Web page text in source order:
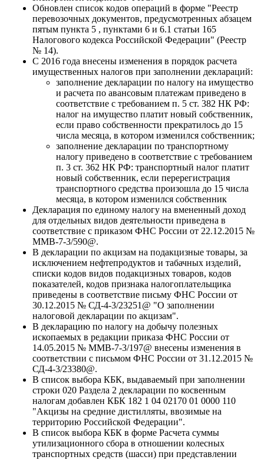
Обновлен список кодов операций в форме "Реестр
перевозочных документов, предусмотренных абзацем
пятым пункта 5 , пунктами 6 и 6.1 статьи 165
Налогового кодекса Российской Федерации" (Реестр
№ 14).
С 2016 года внесены изменения в порядок расчета
имущественных налогов при заполнении деклараций:
заполнение декларации по налогу на имущество
и расчета по авансовым платежам приведено в
соответствие с требованием п. 5 ст. 382 НК РФ:
налог на имущество платит новый собственник,
если право собственности прекратилось до 15
числа месяца, в котором изменился собственник;
заполнение декларации по транспортному
налогу приведено в соответствие с требованием
п. 3 ст. 362 НК РФ: транспортный налог платит
новый собственник, если перерегистрация
транспортного средства произошла до 15 числа
месяца, в котором изменился собственник
Декларация по единому налогу на вмененный доход
для отдельных видов деятельности приведена в
соответствие с приказом ФНС России от 22.12.2015 №
ММВ-7-3/590@.
В декларации по акцизам на подакцизные товары, за
исключением нефтепродуктов и табачных изделий,
списки кодов видов подакцизных товаров, кодов
показателей, кодов признака налогоплательщика
приведены в соответствие письму ФНС России от
30.12.2015 № СД-4-3/23251@ "О заполнении
налоговой декларации по акцизам".
В декларацию по налогу на добычу полезных
ископаемых в редакции приказа ФНС России от
14.05.2015 № ММВ-7-3/197@ внесены изменения в
соответствии с письмом ФНС России от 31.12.2015 №
СД-4-3/23380@.
В список выбора КБК, выдаваемый при заполнении
строки 020 Раздела 2 декларации по косвенным
налогам добавлен КБК 182 1 04 02170 01 0000 110
"Акцизы на средние дистилляты, ввозимые на
территорию Российской Федерации".
В список выбора КБК в форме Расчета суммы
утилизационного сбора в отношении колесных
транспортных средств (шасси) при представлении